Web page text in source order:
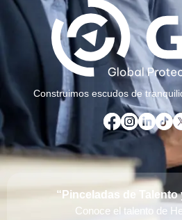
Construimos escudos de
“Pinceladas de
Conoce el talento de